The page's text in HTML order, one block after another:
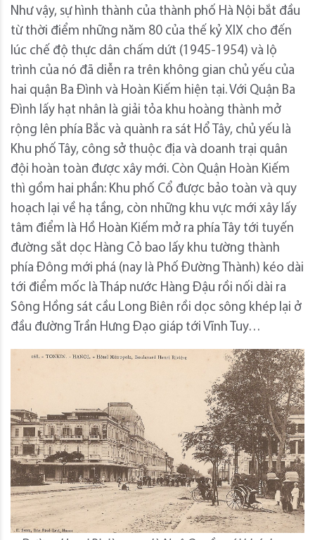
Như vậy, sự hình thành của thành phố Hà Nội bắt đầu
từ thời điểm những năm 80 của thế kỷ XIX cho đến
lúc chế độ thực dân chấm dứt (1945-1954) và lộ
trình của nó đã diễn ra trên không gian chủ yếu của
hai quận Ba Đình và Hoàn Kiếm hiện tại. Với Quận Ba
Đình lấy hạt nhân là giải tỏa khu hoàng thành mở
rộng lên phía Bắc và quành ra sát Hổ Tây, chủ yếu là
Khu phố Tây, công sở thuộc địa và doanh trại quân
đội hoàn toàn được xây mới. Còn Quận Hoàn Kiếm
thì gồm hai phần: Khu phố Cổ được bảo toàn và quy
hoạch lại về hạ tầng, còn những khu vực mới xây lấy
tâm điểm là Hồ Hoàn Kiếm mở ra phía Tây tới tuyến
đường sắt dọc Hàng Cỏ bao lấy khu tường thành
phía Đông mới phá (nay là Phố Đường Thành) kéo dài
tới điểm mốc là Tháp nước Hàng Đậu rồi nối dài ra
Sông Hồng sát cầu Long Biên rồi dọc sông khép lại ở
đầu đường Trần Hưng Đạo giáp tới Vĩnh Tuy…